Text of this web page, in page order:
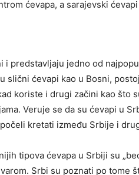
ćevapa, a sarajevski
i predstavljaju jedno od
slični ćevapi kao u Bosni,
koriste i drugi začini kao što
Veruje se da su ćevapi u
kretati između Srbije i
tipova ćevapa u Srbiji su
Srbi su poznati po tome